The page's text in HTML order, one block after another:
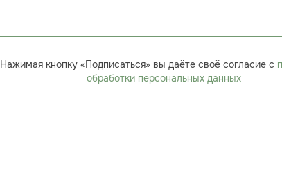
Нажимая кнопку «Подписаться» вы даёте своё согласие с
обработки персональных данных